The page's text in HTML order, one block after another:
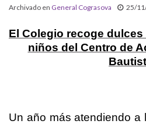
Archivado en General Cograsova 25/
El Colegio recoge
niños del Centro de
Un año más atendiendo a